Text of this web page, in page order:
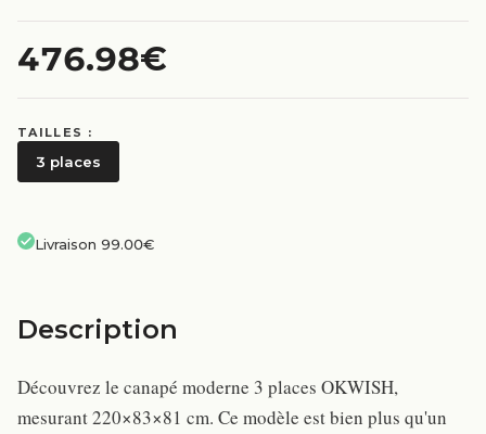
476.98€
TAILLES :
3 places
Livraison 99.00€
Description
Découvrez le canapé moderne 3 places OKWISH,
mesurant 220×83×81 cm. Ce modèle est bien plus qu'un